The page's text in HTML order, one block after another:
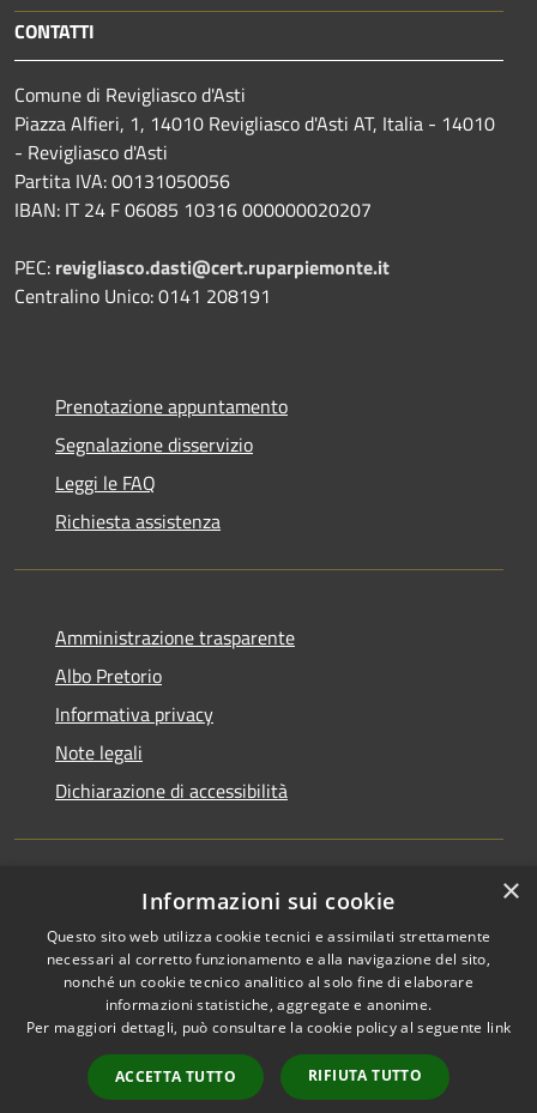
CONTATTI
Comune di Revigliasco d'Asti
Piazza Alfieri, 1, 14010 Revigliasco d'Asti AT, Italia - 14010
- Revigliasco d'Asti
Partita IVA: 00131050056
IBAN: IT 24 F 06085 10316 000000020207
PEC: revigliasco.dasti@cert.ruparpiemonte.it
Centralino Unico: 0141 208191
Prenotazione appuntamento
Segnalazione disservizio
Leggi le FAQ
Richiesta assistenza
Amministrazione trasparente
Albo Pretorio
Informativa privacy
Note legali
Dichiarazione di accessibilità
Accessibilità
Privacy
Mappa del sito
Comune convenzionato
Astigov
Progetto|Convenzione
Adesioni
•Accesso redazione
×
Informazioni sui cookie
Questo sito web utilizza cookie tecnici e assimilati strettamente
necessari al corretto funzionamento e alla navigazione del sito,
nonché un cookie tecnico analitico al solo fine di elaborare
informazioni statistiche, aggregate e anonime.
Per maggiori dettagli, può consultare la cookie policy al seguente link
ACCETTA TUTTO RIFIUTA TUTTO